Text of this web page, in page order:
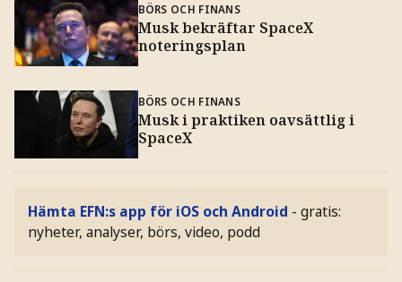
BÖRS OCH FINANS
Musk bekräftar SpaceX
noteringsplan
BÖRS OCH FINANS
Musk i praktiken oavsättlig i
SpaceX
Hämta EFN:s app för iOS och Android - gratis:
nyheter, analyser, börs, video, podd